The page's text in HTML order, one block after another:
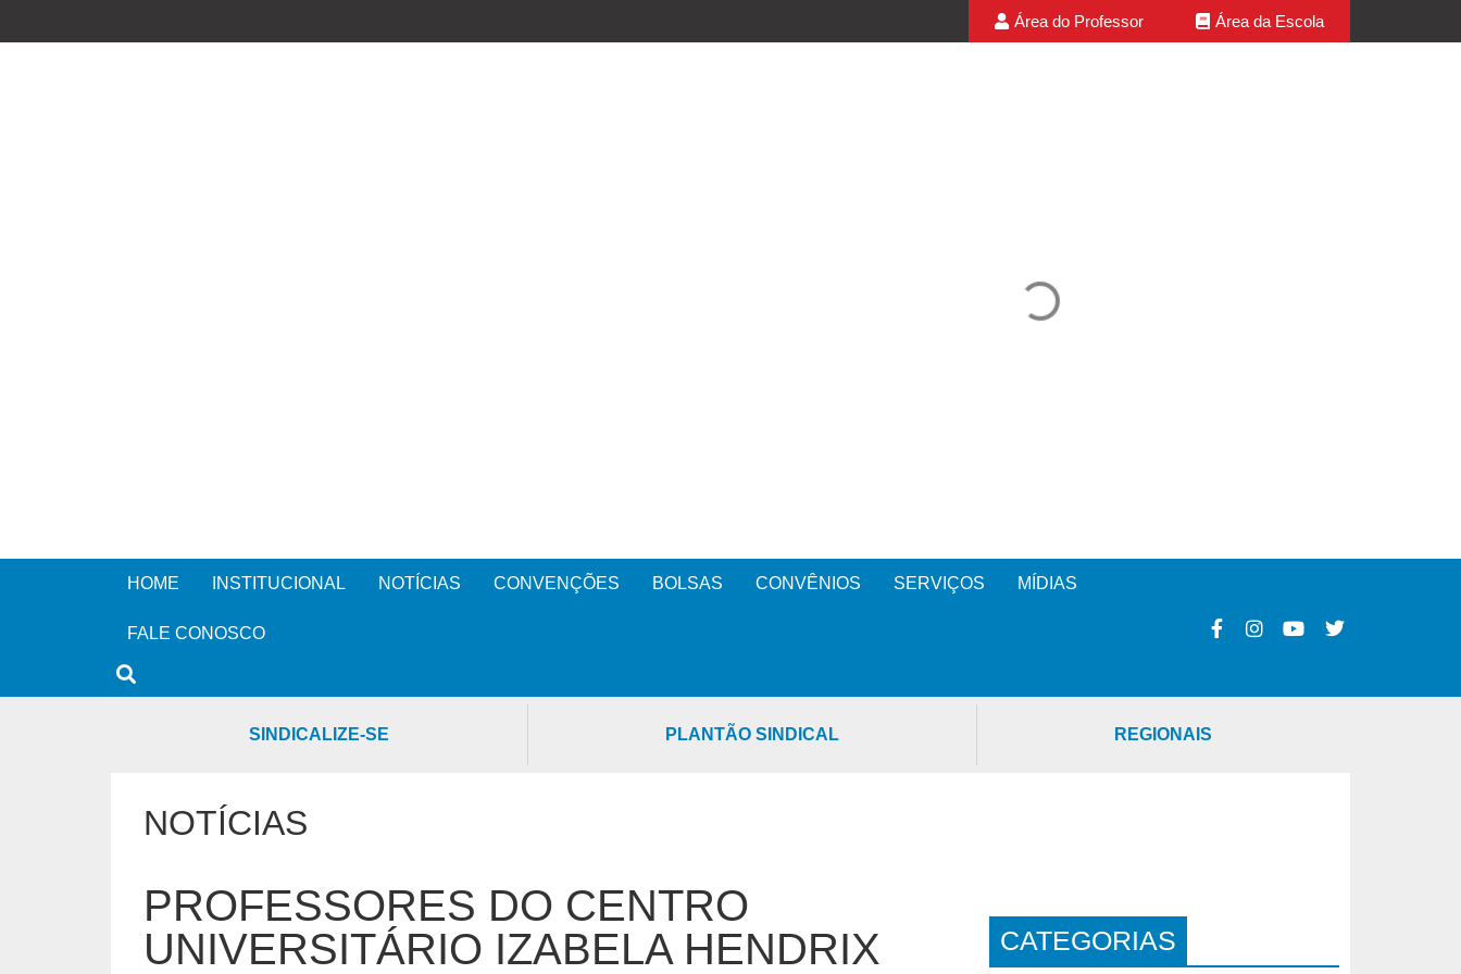
Área do Professor Área da Escola
HOME INSTITUCIONAL NOTÍCIAS CONVENÇÕES BOLSAS CONVÊNIOS SERVIÇOS MÍDIAS
FALE CONOSCO
SINDICALIZE-SE PLANTÃO SINDICAL REGIONAIS
NOTÍCIAS
PROFESSORES DO CENTRO
UNIVERSITÁRIO IZABELA HENDRIX
CATEGORIAS